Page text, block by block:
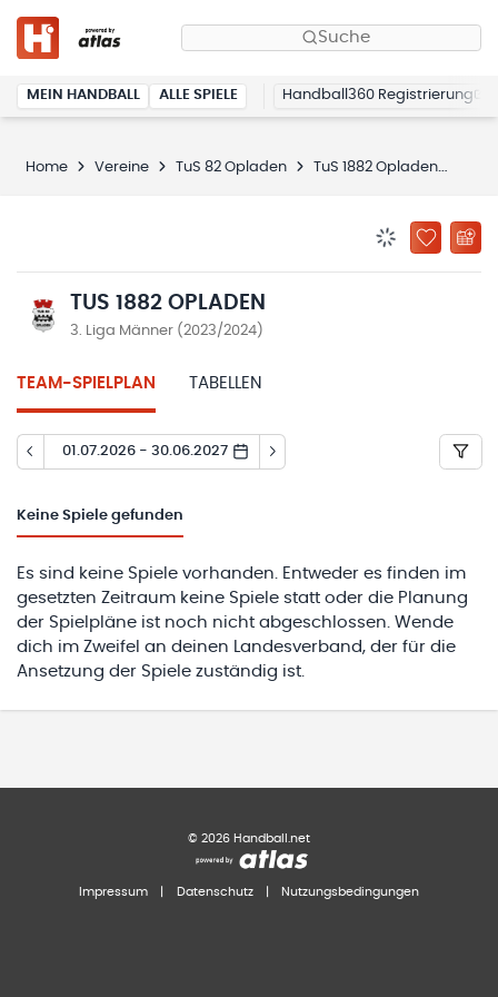
Suche
MEIN HANDBALL ALLE SPIELE Handball360 Registrierung
Home Vereine TuS 82 Opladen TuS 1882 Opladen
ZU
TUS 1882 OPLADEN
3. Liga Männer (2023/2024)
TEAM-SPIELPLAN TABELLEN
01.07.2026 - 30.06.2027
Keine Spiele gefunden
Es sind keine Spiele vorhanden. Entweder es finden im
gesetzten Zeitraum keine Spiele statt oder die Planung
der Spielpläne ist noch nicht abgeschlossen. Wende
dich im Zweifel an deinen Landesverband, der für die
Ansetzung der Spiele zuständig ist.
© 2026 Handball.net
Impressum Datenschutz Nutzungsbedingungen